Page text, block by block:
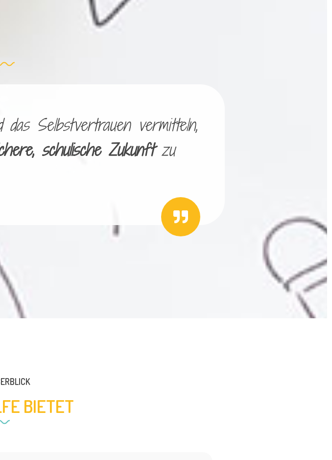
Selbstvertrauen vermitteln,
schulische Zukunftzu
BIETET